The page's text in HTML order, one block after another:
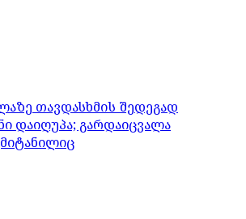
თავდასხმის შედეგად
დაიღუპა; გარდაიცვალა